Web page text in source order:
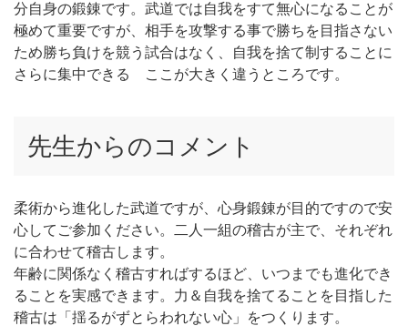
分自身の鍛錬です。武道では自我をすて無心になることが
極めて重要ですが、相手を攻撃する事で勝ちを目指さない
ため勝ち負けを競う試合はなく、自我を捨て制することに
さらに集中できる ここが大きく違うところです。
先生からのコメント
柔術から進化した武道ですが、心身鍛錬が目的ですので安
心してご参加ください。二人一組の稽古が主で、それぞれ
に合わせて稽古します。
年齢に関係なく稽古すればするほど、いつまでも進化でき
ることを実感できます。力＆自我を捨てることを目指した
稽古は「揺るがずとらわれない心」をつくります。